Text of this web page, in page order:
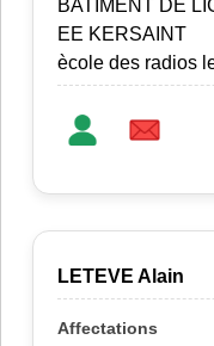
BATIMENT DE
EE KERSAINT
ècole des radios
LETEVE Alain